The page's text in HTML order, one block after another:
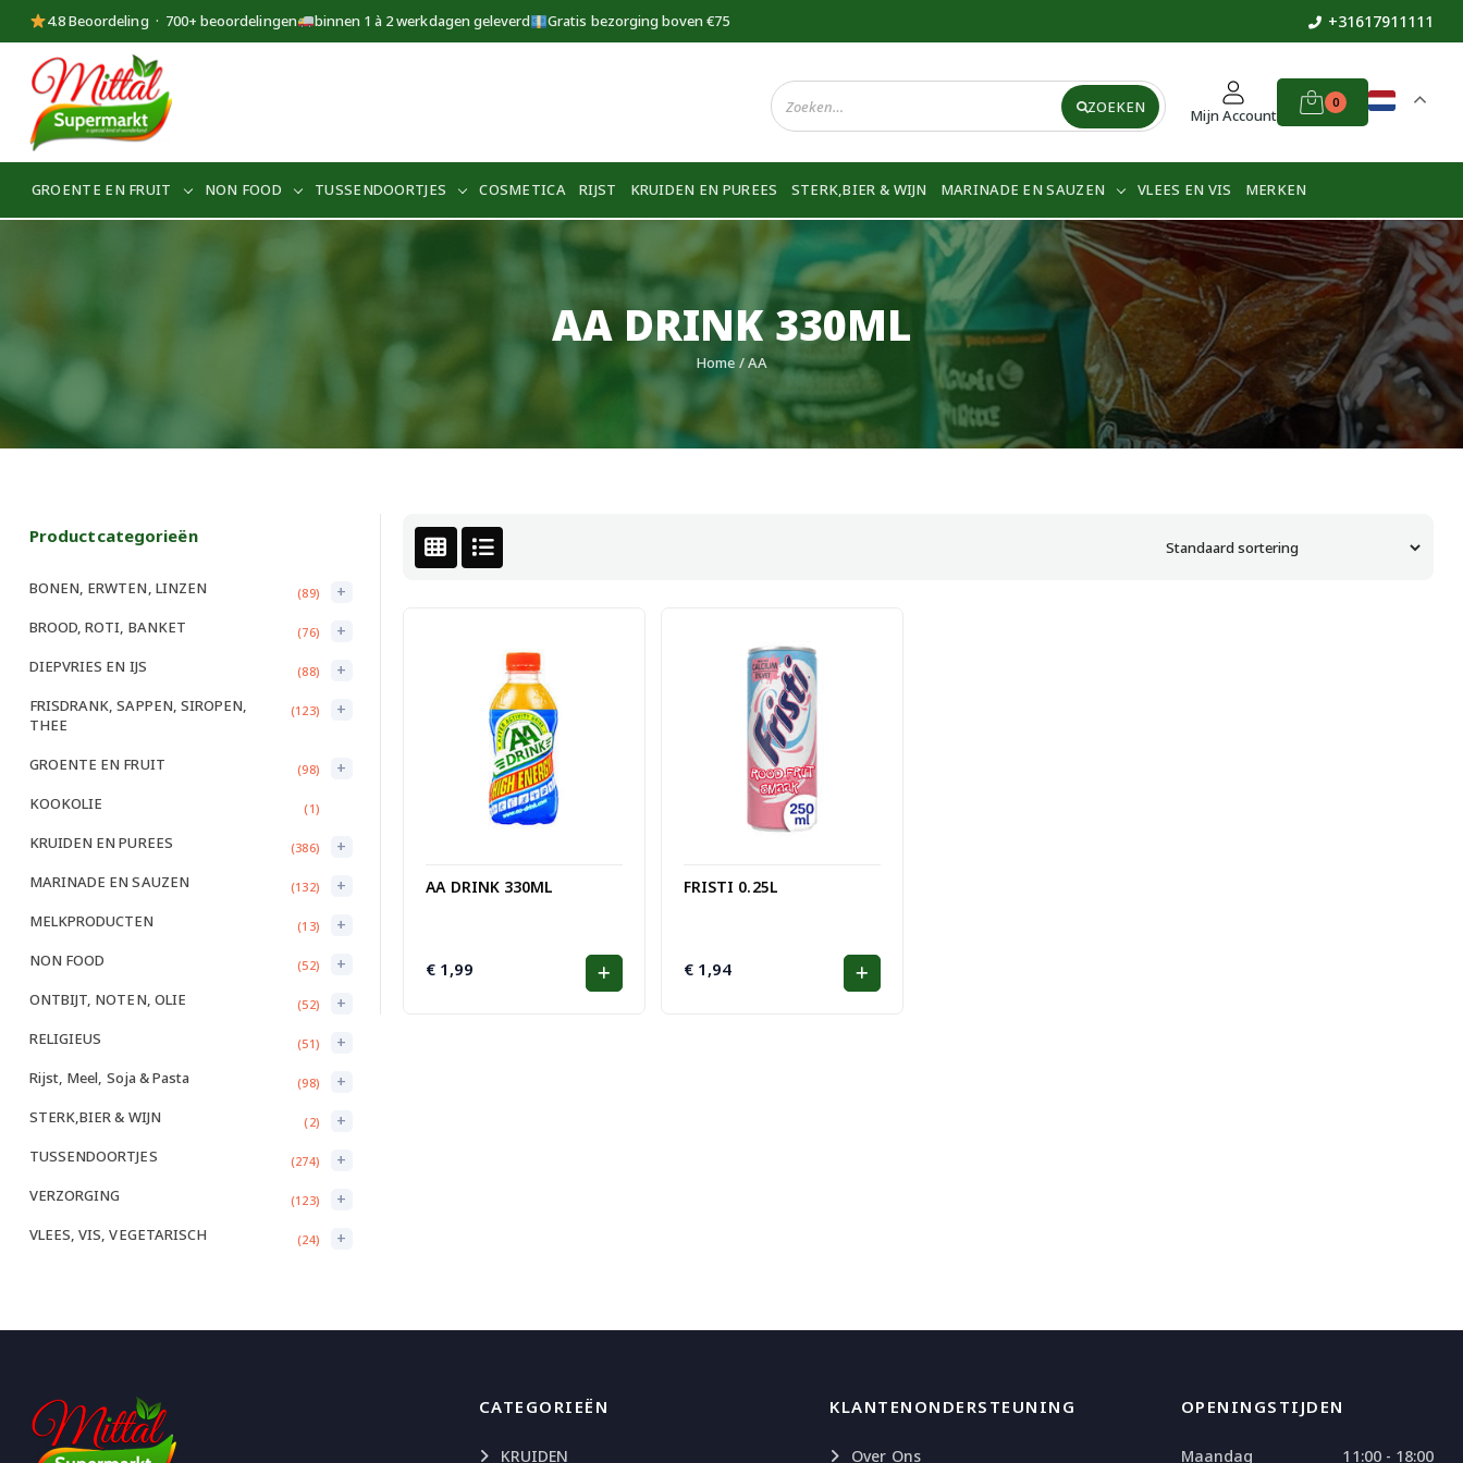
4.8 Beoordeling · 700+ beoordelingen binnen 1 à 2 werkdagen geleverd Gratis bezorging boven €75 +31617911111
Supermarkt
Mittal
ZOEKEN Mijn Account
0
GROENTE EN FRUIT NON FOOD TUSSENDOORTJES COSMETICA RIJST KRUIDEN EN PUREES STERK,BIER & WIJN MARINADE EN SAUZEN VLEES EN VIS MERKEN
AA DRINK 330ML
Home / AA
Productcategorieën
BONEN, ERWTEN, LINZEN +
(89)
BROOD, ROTI, BANKET +
(76)
DIEPVRIES EN IJS +
(88)
FRISDRANK, SAPPEN, SIROPEN,
THEE
+
(123)
GROENTE EN FRUIT +
(98)
KOOKOLIE (1)
KRUIDEN EN PUREES +
(386)
MARINADE EN SAUZEN +
(132)
MELKPRODUCTEN +
(13)
NON FOOD +
(52)
ONTBIJT, NOTEN, OLIE +
(52)
RELIGIEUS +
(51)
Rijst, Meel, Soja & Pasta +
(98)
STERK,BIER & WIJN +
(2)
TUSSENDOORTJES +
(274)
VERZORGING +
(123)
VLEES, VIS, VEGETARISCH +
(24)
AA DRINK 330ML
€ 1,99
FRISTI 0.25L
€ 1,94
CATEGORIEËN
KRUIDEN
KLANTENONDERSTEUNING
Over Ons
OPENINGSTIJDEN
Maandag 11:00 - 18:00